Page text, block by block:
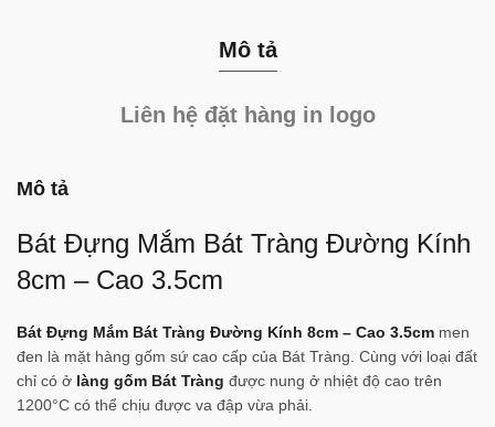
Mô tả
Liên hệ đặt hàng in logo
Mô tả
Bát Đựng Mắm Bát Tràng Đường Kính
8cm – Cao 3.5cm
Bát Đựng Mắm Bát Tràng Đường Kính 8cm – Cao 3.5cm men
đen là mặt hàng gốm sứ cao cấp của Bát Tràng. Cùng với loại đất
chỉ có ở làng gốm Bát Tràng được nung ở nhiệt độ cao trên
1200°C có thể chịu được va đập vừa phải.